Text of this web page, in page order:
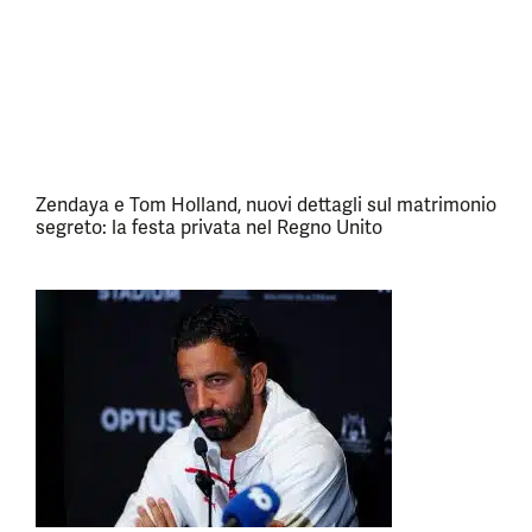
Zendaya e Tom Holland, nuovi dettagli sul matrimonio
segreto: la festa privata nel Regno Unito